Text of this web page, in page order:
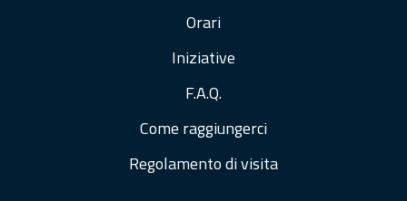
Orari
Iniziative
F.A.Q.
Come raggiungerci
Regolamento di visita